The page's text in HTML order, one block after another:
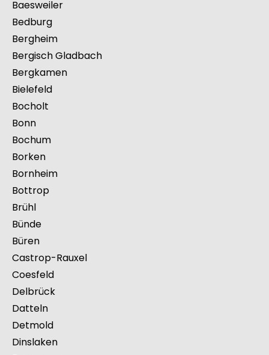
Bad Oeynhausen
Bad Salzuflen
Beckum
Baesweiler
Bedburg
Bergheim
Bergisch Gladbach
Bergkamen
Bielefeld
Bocholt
Bonn
Bochum
Borken
Bornheim
Bottrop
Brühl
Bünde
Büren
Castrop-Rauxel
Coesfeld
Delbrück